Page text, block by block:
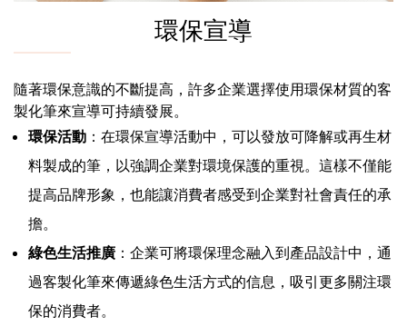
環保宣導
隨著環保意識的不斷提高，許多企業選擇使用環保材質的客
製化筆來宣導可持續發展。
環保活動 ：在環保宣導活動中，可以發放可降解或再生材
料製成的筆，以強調企業對環境保護的重視。這樣不僅能
提高品牌形象，也能讓消費者感受到企業對社會責任的承
擔。
綠色生活推廣 ：企業可將環保理念融入到產品設計中，通
過客製化筆來傳遞綠色生活方式的信息，吸引更多關注環
保的消費者。